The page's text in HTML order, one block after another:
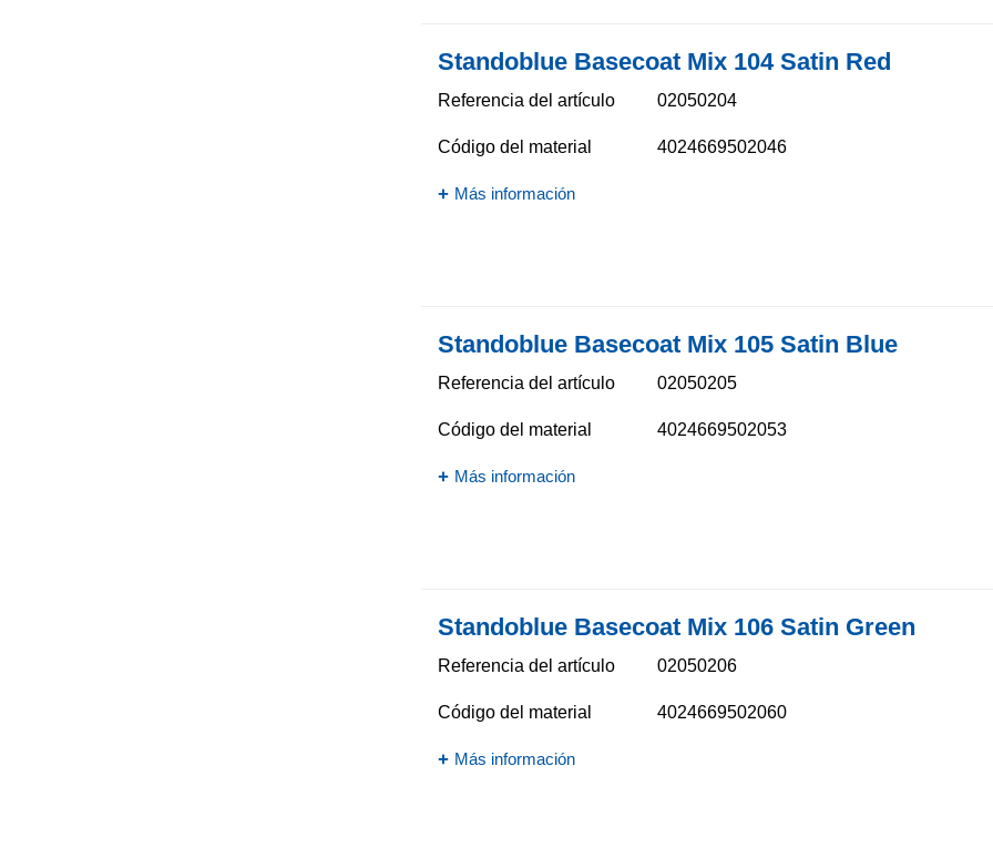
Standoblue Basecoat Mix 104 Satin Red
Referencia del artículo 02050204
Código del material 4024669502046
Más información
Standoblue Basecoat Mix 105 Satin Blue
Referencia del artículo 02050205
Código del material 4024669502053
Más información
Standoblue Basecoat Mix 106 Satin Green
Referencia del artículo 02050206
Código del material 4024669502060
Más información